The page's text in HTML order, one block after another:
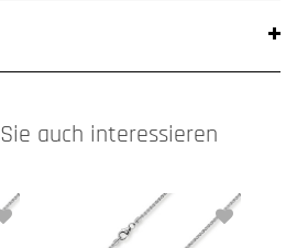
auch interessieren